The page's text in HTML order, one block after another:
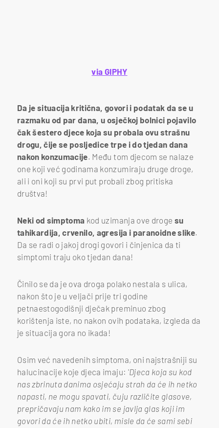
via GIPHY
Da je situacija kritična, govori i podatak da se u
razmaku od par dana, u osječkoj bolnici pojavilo
čak šestero djece koja su probala ovu strašnu
drogu, čije se posljedice trpe i do tjedan dana
nakon konzumacije. Među tom djecom se nalaze
one koji već godinama konzumiraju druge droge,
ali i oni koji su prvi put probali zbog pritiska
društva!
Neki od simptoma kod uzimanja ove droge su
tahikardija, crvenilo, agresija i paranoidne slike.
Da se radi o jakoj drogi govori i činjenica da ti
simptomi traju oko tjedan dana!
Činilo se da je ova droga polako nestala s ulica,
nakon što je u veljači prije tri godine
petnaestogodišnji dječak preminuo zbog
korištenja iste, no nakon ovih podataka, izgleda da
je situacija gora no ikada!
Osim već navedenih simptoma, oni najstrašniji su
halucinacije koje djeca imaju: 'Djeca koja su kod
nas zbrinuta danima osjećaju strah da će ih netko
napasti, ne mogu spavati, čuju različite glasove,
prepričavaju nam kako im se javlja glas koji im
govori da će ih netko ubiti, misle da će sami sebi